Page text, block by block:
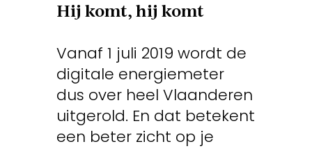
Hij komt, hij komt
Vanaf 1 juli 2019 wordt de
digitale energiemeter
dus over heel Vlaanderen
uitgerold. En dat betekent
een beter zicht op je